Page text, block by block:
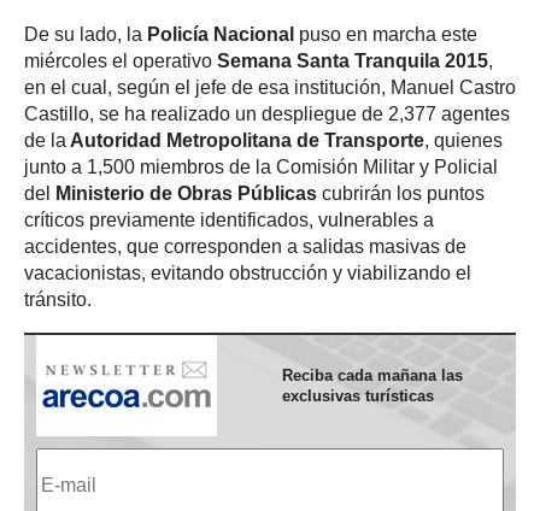
De su lado, la Policía Nacional puso en marcha este
miércoles el operativo Semana Santa Tranquila 2015,
en el cual, según el jefe de esa institución, Manuel Castro
Castillo, se ha realizado un despliegue de 2,377 agentes
de la Autoridad Metropolitana de Transporte, quienes
junto a 1,500 miembros de la Comisión Militar y Policial
del
Ministerio de Obras Públicas cubrirán los puntos
críticos previamente identificados, vulnerables a
accidentes, que corresponden a salidas masivas de
vacacionistas, evitando obstrucción y viabilizando el
tránsito.
Reciba cada mañana las
exclusivas turísticas